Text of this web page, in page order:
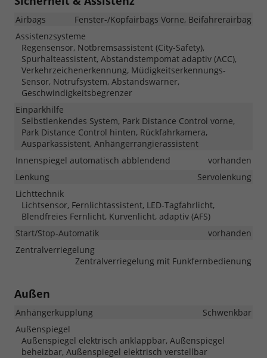
Airbags
Fenster-/Kopfairbags Vorne, Beifahrerairbag
Assistenzsysteme
Regensensor, Notbremsassistent (City-Safety),
Spurhalteassistent, Abstandstempomat adaptiv (ACC),
Verkehrzeichenerkennung, Müdigkeitserkennungs-
Sensor, Notrufsystem, Abstandswarner,
Geschwindigkeitsbegrenzer
Einparkhilfe
Selbstlenkendes System, Park Distance Control vorne,
Park Distance Control hinten, Rückfahrkamera,
Ausparkassistent, Anhängerrangierassistent
Innenspiegel automatisch abblendend
vorhanden
Lenkung
Servolenkung
Lichttechnik
Lichtsensor, Fernlichtassistent, LED-Tagfahrlicht,
Blendfreies Fernlicht, Kurvenlicht, adaptiv (AFS)
Start/Stop-Automatik
vorhanden
Zentralverriegelung
Zentralverriegelung mit Funkfernbedienung
Außen
Anhängerkupplung
Schwenkbar
Außenspiegel
Außenspiegel elektrisch anklappbar, Außenspiegel
beheizbar, Außenspiegel elektrisch verstellbar